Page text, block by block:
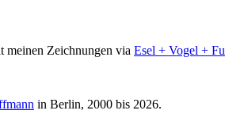
meinen Zeichnungen via Esel + Vogel +
in Berlin, 2000 bis 2026.